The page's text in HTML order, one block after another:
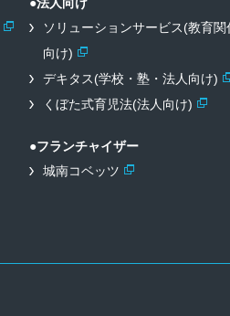
●法人向け
ソリューションサービス(教育関
向け)
デキタス(学校・塾・法人向け)
くぼた式育児法(法人向け)
●フランチャイザー
城南コベッツ